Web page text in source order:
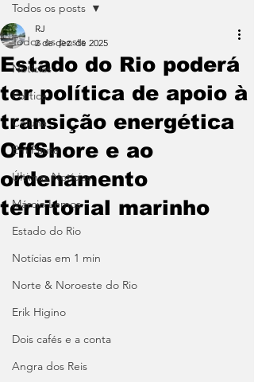
Todos os posts
Notícias
Política
Coluna
Em Pauta
Últimas Notícias
Márcio Lemos
Estado do Rio
Notícias em 1 min
Norte & Noroeste do Rio
Erik Higino
Dois cafés e a conta
Angra dos Reis
Todos os posts
Estado do Rio poderá
ter política de apoio à
transição energética
OffShore e ao
ordenamento
territorial marinho
RJ
2 de dez. de 2025